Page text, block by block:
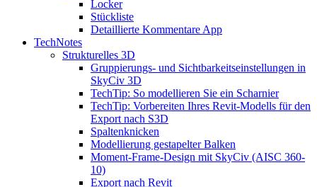
Locker
Stückliste
Detaillierte Kommentare App
TechNotes
Strukturelles 3D
Gruppierungs- und Sichtbarkeitseinstellungen in
SkyCiv 3D
TechTip: So modellieren Sie ein Scharnier
TechTip: Vorbereiten Ihres Revit-Modells für den
Export nach S3D
Spaltenknicken
Modellierung gestapelter Balken
Moment-Frame-Design mit SkyCiv (AISC 360-
10)
Export nach Revit